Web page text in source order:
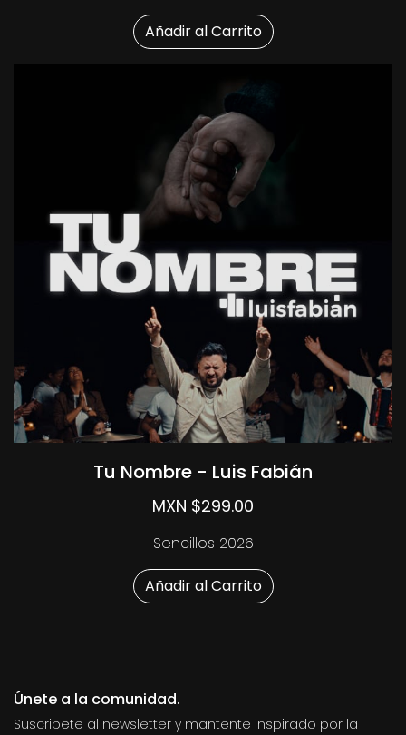
Añadir al Carrito
Tu Nombre - Luis Fabián
MXN $299.00
Sencillos 2026
Añadir al Carrito
Únete a la comunidad.
Suscribete al newsletter y mantente inspirado por la